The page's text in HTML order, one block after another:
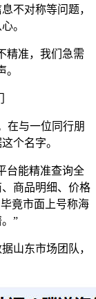
不对称等问题，
。
精准，我们急需
在与一位同行朋
个名字。
台能精准查询全
商品明细、价格
竟市面上号称海
”
山东市场团队，